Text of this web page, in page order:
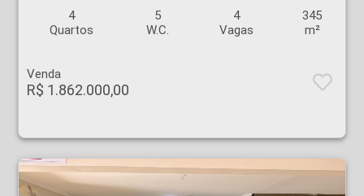
4
Quartos
5
W.C.
4
Vagas
345
m²
Venda
R$ 1.862.000,00